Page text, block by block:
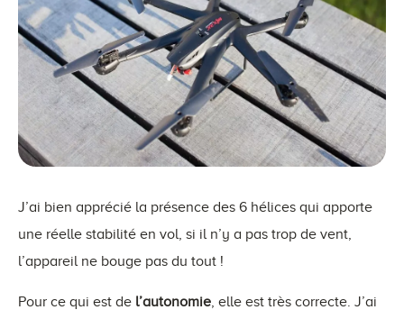
J’ai bien apprécié la présence des 6 hélices qui apporte
une réelle stabilité en vol, si il n’y a pas trop de vent,
l’appareil ne bouge pas du tout !
Pour ce qui est de l’autonomie , elle est très correcte. J’ai